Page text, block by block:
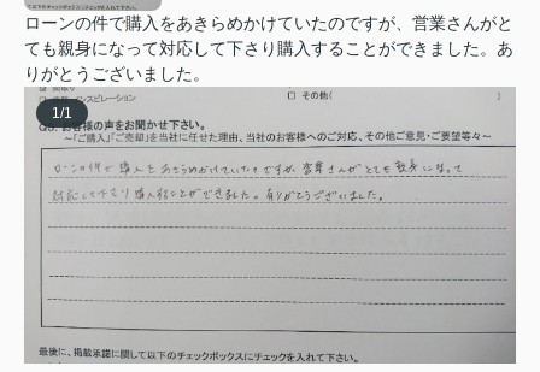
ローンの件で購入をあきらめかけていたのですが、営業さんがと
ても親身になって対応して下さり購入することができました。あ
りがとうございました。
1/1